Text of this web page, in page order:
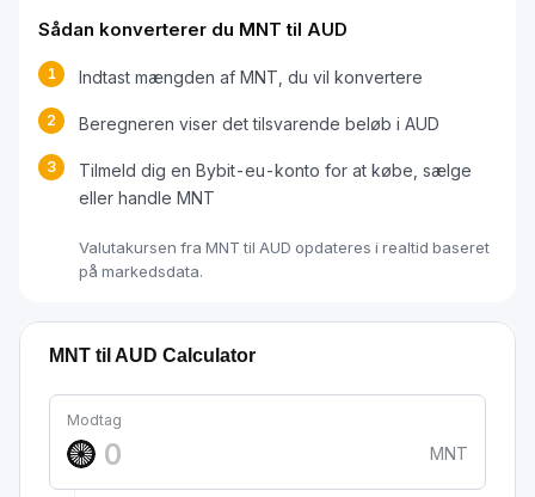
Sådan konverterer du MNT til AUD
1 Indtast mængden af MNT, du vil konvertere
2 Beregneren viser det tilsvarende beløb i AUD
3
Tilmeld dig en Bybit-eu-konto for at købe, sælge
eller handle MNT
Valutakursen fra MNT til AUD opdateres i realtid baseret
på markedsdata.
MNT til AUD Calculator
Modtag
MNT